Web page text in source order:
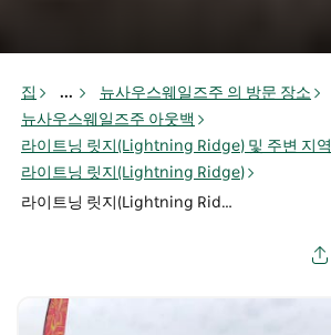
집 ...
뉴사우스웨일즈주 의 방문 장소
뉴사우스웨일즈주 아웃백
라이트닝 릿지(Lightning Ridge) 및 주변 지역
라이트닝 릿지(Lightning Ridge)
라이트닝 릿지(Lightning Ridge) 에서 할 일